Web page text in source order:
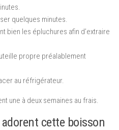
quelques minutes.
bien les épluchures afin d’extraire
propre préalablement
au réfrigérateur.
une à deux semaines au frais.
cette boisson